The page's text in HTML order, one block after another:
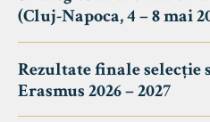
(Cluj-Napoca, 4 – 8 mai
Rezultate finale
Erasmus 2026 – 2027